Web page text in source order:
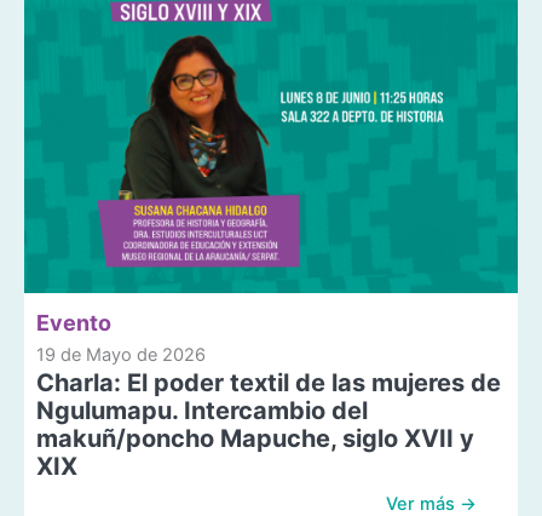
Evento
19 de Mayo de 2026
Charla: El poder textil de las mujeres de
Ngulumapu. Intercambio del
makuñ/poncho Mapuche, siglo XVII y
XIX
Ver más →